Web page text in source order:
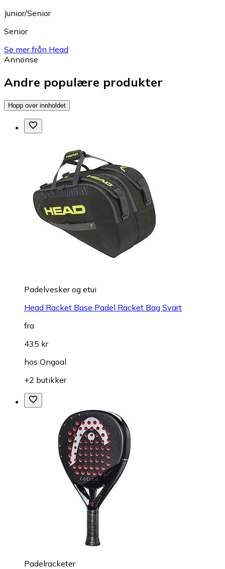
Junior/Senior
Senior
Se mer från Head
Annonse
Andre populære produkter
Hopp over innholdet
Padelvesker og etui
Head Racket Base Padel Racket Bag Svart
fra
435 kr
hos Ongoal
+2 butikker
Padelracketer